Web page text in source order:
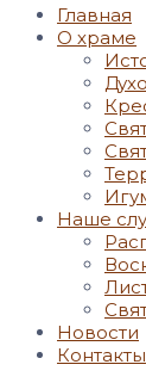
Главная
О храме
Наше
Новости
Контакты